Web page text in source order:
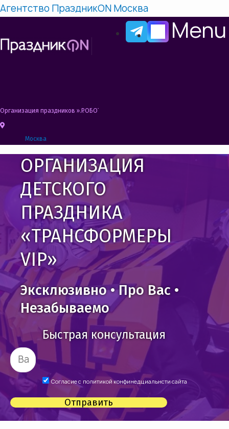
Агентство ПраздникON Москва
Menu
Организация праздников » РОБОТЫ ТРАНСФОРМЕРЫ НА ПРАЗДНИК | ШОУ
Москва
ОРГАНИЗАЦИЯ
ДЕТСКОГО
ПРАЗДНИКА
«ТРАНСФОРМЕРЫ
VIP»
Эксклюзивно • Про Вас •
Незабываемо
Быстрая консультация
Согласие с политикой конфинедциальнсти сайта
Отправить